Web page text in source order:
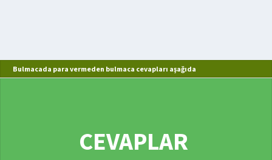
Bulmacada para vermeden bulmaca cevapları aşağıda
CEVAPLAR